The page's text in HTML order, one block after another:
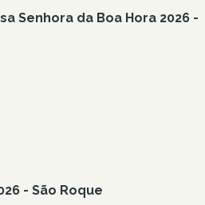
Senhora da Boa Hora 2026 -
- São Roque